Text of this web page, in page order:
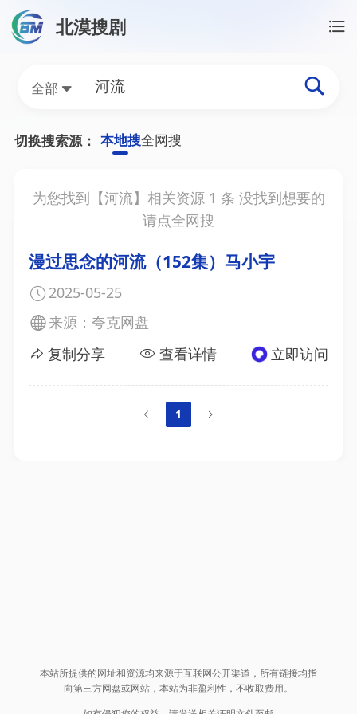
北漠搜剧
全部
河流网盘资源搜索结果
切换搜索源： 本地搜全网搜
为您找到【河流】相关资源1 条 没找到想要的
请点全网搜
漫过思念的河流（152集）马小宇
2025-05-25
来源：夸克网盘
复制分享
查看详情 立即访问
1
本站所提供的网址和资源均来源于互联网公开渠道，所有链接均指
向第三方网盘或网站，本站为非盈利性，不收取费用。